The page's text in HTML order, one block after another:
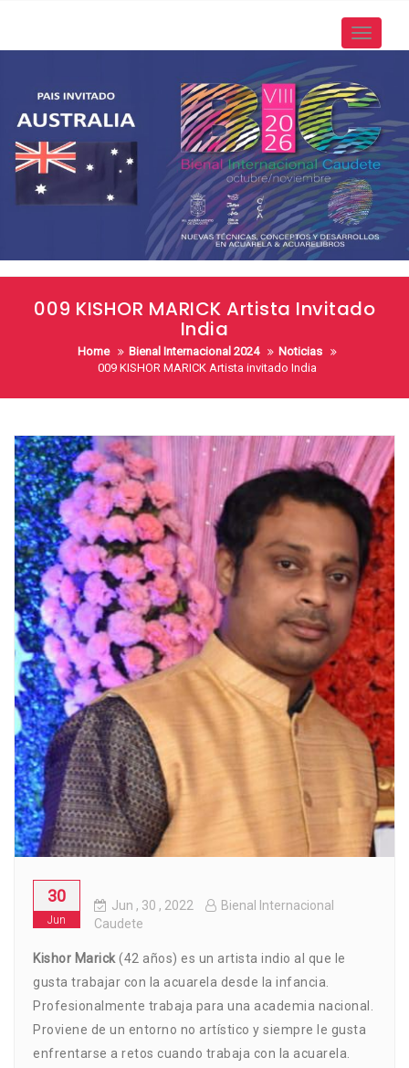
Toggle
009 KISHOR MARICK Artista Invitado
India
Home Bienal Internacional 2024
Noticias
009 KISHOR MARICK Artista invitado India
30
Jun
Jun , 30 , 2022
Bienal Internacional
Caudete
Kishor Marick(42 años) es un artista indio al que le
gusta trabajar con la acuarela desde la infancia.
Profesionalmente trabaja para una academia nacional.
Proviene de un entorno no artístico y siempre le gusta
enfrentarse a retos cuando trabaja con la acuarela.